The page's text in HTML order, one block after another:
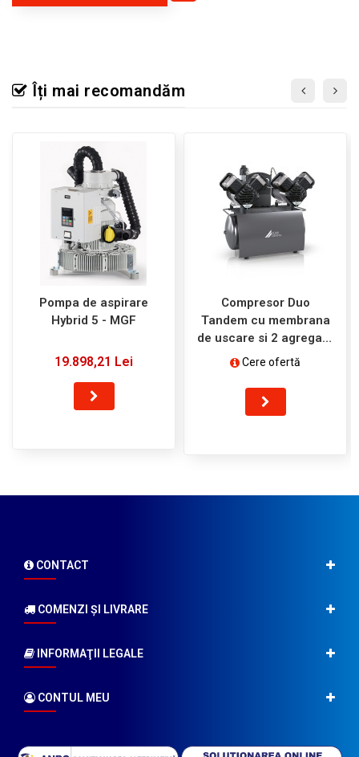
Îți mai recomandăm
Pompa de aspirare
Hybrid 5 - MGF
19.898,21 Lei
Compresor Duo
Tandem cu membrana
de uscare si 2 agregate
DURR DENTAL
Cere ofertă
CONTACT
COMENZI ŞI LIVRARE
INFORMAŢII LEGALE
CONTUL MEU